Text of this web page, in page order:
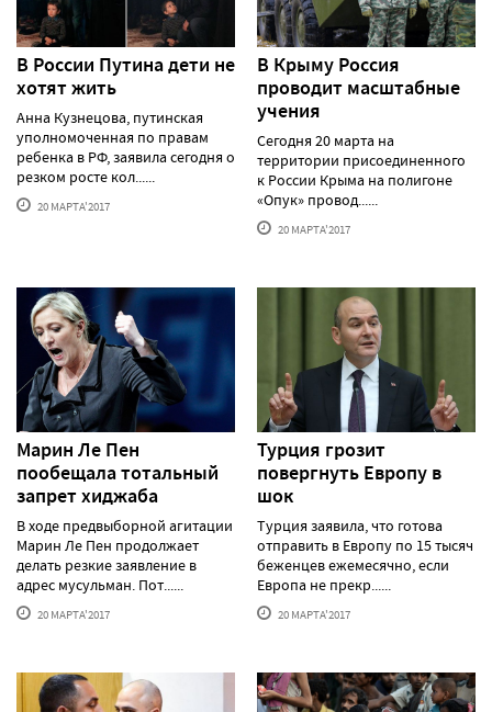
В России Путина дети не
хотят жить
Анна Кузнецова, путинская
уполномоченная по правам
ребенка в РФ, заявила сегодня о
резком росте кол......
20 МАРТА'2017
В Крыму Россия
проводит масштабные
учения
Сегодня 20 марта на
территории присоединенного
к России Крыма на полигоне
«Опук» провод......
20 МАРТА'2017
Марин Ле Пен
пообещала тотальный
запрет хиджаба
В ходе предвыборной агитации
Марин Ле Пен продолжает
делать резкие заявление в
адрес мусульман. Пот......
20 МАРТА'2017
Турция грозит
повергнуть Европу в
шок
Турция заявила, что готова
отправить в Европу по 15 тысяч
беженцев ежемесячно, если
Европа не прекр......
20 МАРТА'2017